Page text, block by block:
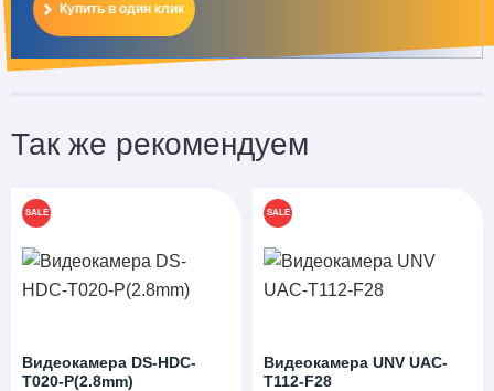
Купить в один клик
Так же рекомендуем
SALE
Видеокамера DS-HDC-
T020-P(2.8mm)
SALE
Видеокамера UNV UAC-
T112-F28